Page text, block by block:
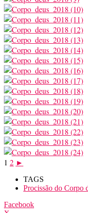
1 2 ►
TAGS
Procissão do Corpo
Facebook